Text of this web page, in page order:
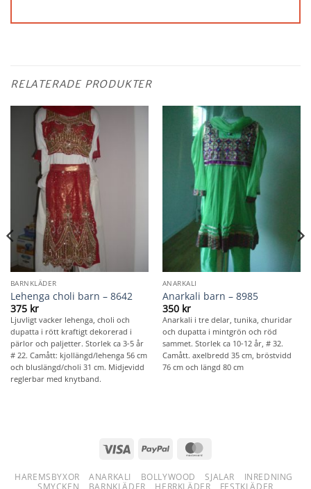
RELATERADE PRODUKTER
BARNKLÄDER
Lehenga choli barn – 8642
375 kr
Ljuvligt vacker lehenga, choli och
dupatta i rött kraftigt dekorerad i
pärlor och paljetter. Storlek ca 3-5 år
# 22. Camått: kjollängd/lehenga 56 cm
och bluslängd/choli 31 cm. Midjevidd
reglerbar med knytband.
ANARKALI
Anarkali barn – 8985
350 kr
Anarkali i tre delar, tunika, churidar
och dupatta i mintgrön och röd
sammet. Storlek ca 10-12 år, # 32.
Camått. axelbredd 35 cm, bröstvidd
76 cm och längd 80 cm
Visa PayPal
HAREMSBYXOR ANARKALI BOLLYWOOD SJALAR
INREDNING
SMYCKEN
BARNKLÄDER HERRKLÄDER FESTKLÄDER